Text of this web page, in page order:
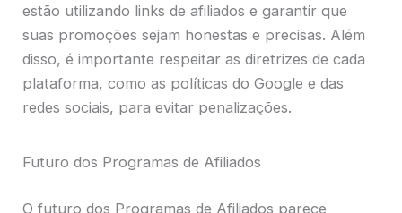
estão utilizando links de afiliados e garantir que
suas promoções sejam honestas e precisas. Além
disso, é importante respeitar as diretrizes de cada
plataforma, como as políticas do Google e das
redes sociais, para evitar penalizações.
Futuro dos Programas de Afiliados
O futuro dos Programas de Afiliados parece